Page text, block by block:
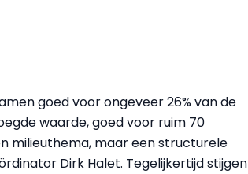
goed voor ongeveer 26% van de
waarde, goed voor ruim 70
milieuthema, maar een structurele
Dirk Halet. Tegelijkertijd stijgen